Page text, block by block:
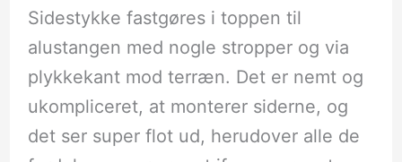
Sidestykke fastgøres i toppen til
alustangen med nogle stropper og via
plykkekant mod terræn. Det er nemt og
ukompliceret, at monterer siderne, og
det ser super flot ud, herudover alle de